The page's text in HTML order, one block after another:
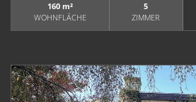
160 m²
WOHNFLÄCHE
5
ZIMMER